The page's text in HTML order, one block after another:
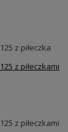
z piłeczka
z piłeczkami
z piłeczkami